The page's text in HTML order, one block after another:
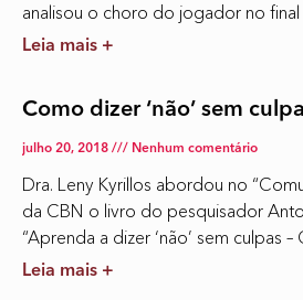
analisou o choro do jogador no final
Leia mais +
Como dizer ‘não’ sem
julho 20, 2018 Nenhum comentário
Dra. Leny Kyrillos abordou no
da CBN o livro do pesquisador
“Aprenda a dizer ‘não’ sem culpas
Leia mais +